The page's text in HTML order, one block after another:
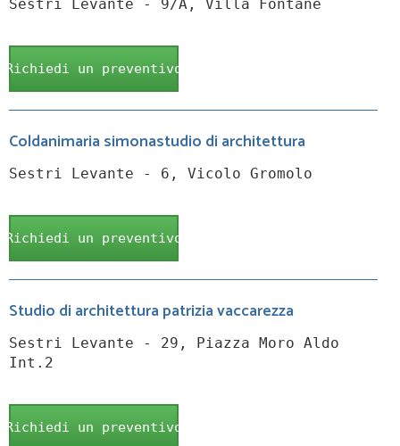
Sestri Levante - 9/A, Villa Fontane
Richiedi un preventivo
Coldanimaria simonastudio di architettura
Sestri Levante - 6, Vicolo Gromolo
Richiedi un preventivo
Studio di architettura patrizia vaccarezza
Sestri Levante - 29, Piazza Moro Aldo
Int.2
Richiedi un preventivo